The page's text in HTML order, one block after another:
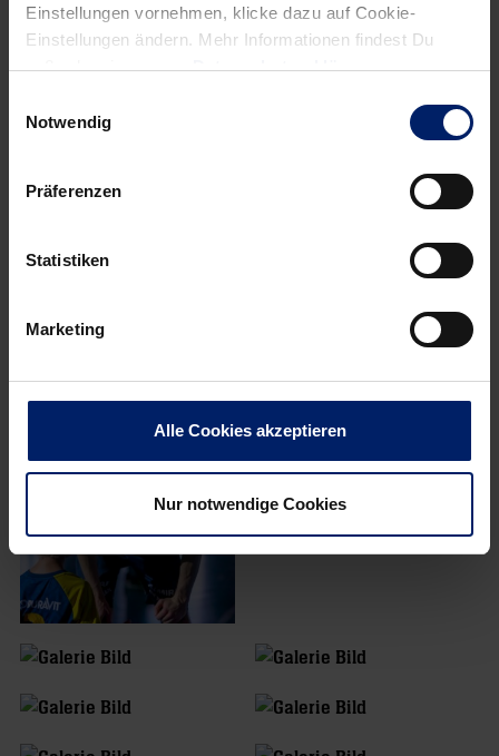
Einstellungen vornehmen, klicke dazu auf Cookie-
Einstellungen ändern. Mehr Informationen findest Du
außerdem in unsererDatenschutzerklärung.
Notwendig
Präferenzen
Statistiken
Marketing
Alle Cookies akzeptieren
Nur notwendige Cookies